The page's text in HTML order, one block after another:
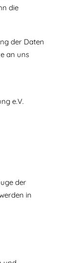
die
der Daten
an uns
e.V.
der
in